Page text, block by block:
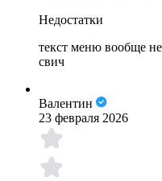
Недостатки
текст меню вообще
свич
Валентин
23 февраля 2026